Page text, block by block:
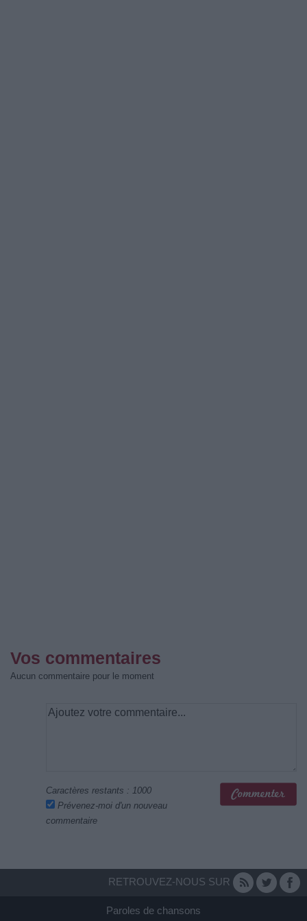
Vos commentaires
Aucun commentaire pour le moment
Caractères restants : 1000
Prévenez-moi d'un nouveau
commentaire
RETROUVEZ-NOUS SUR
Paroles de chansons